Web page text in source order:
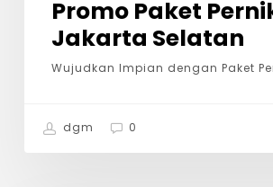
Promo Paket
Jakarta Selatan
Wujudkan Impian dengan Paket
dgm 0